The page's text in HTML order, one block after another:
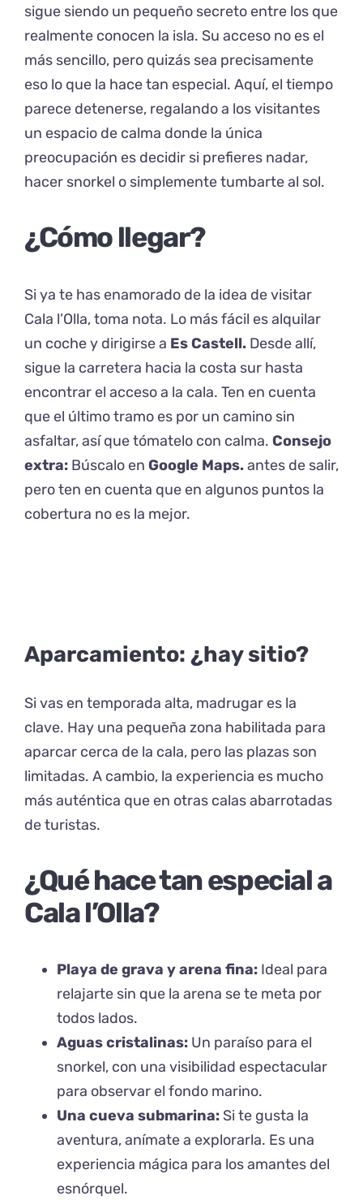
sigue siendo un pequeño secreto entre los que
realmente conocen la isla. Su acceso no es el
más sencillo, pero quizás sea precisamente
eso lo que la hace tan especial. Aquí, el tiempo
parece detenerse, regalando a los visitantes
un espacio de calma donde la única
preocupación es decidir si prefieres nadar,
hacer snorkel o simplemente tumbarte al sol.
¿Cómo llegar?
Si ya te has enamorado de la idea de visitar
Cala l’Olla, toma nota. Lo más fácil es alquilar
un coche y dirigirse a Es Castell.Desde allí,
sigue la carretera hacia la costa sur hasta
encontrar el acceso a la cala. Ten en cuenta
que el último tramo es por un camino sin
asfaltar, así que tómatelo con calma. Consejo
extra:Búscalo en Google Maps.antes de salir,
pero ten en cuenta que en algunos puntos la
cobertura no es la mejor.
Aparcamiento: ¿hay sitio?
Si vas en temporada alta, madrugar es la
clave. Hay una pequeña zona habilitada para
aparcar cerca de la cala, pero las plazas son
limitadas. A cambio, la experiencia es mucho
más auténtica que en otras calas abarrotadas
de turistas.
¿Qué hace tan especial a
Cala l’Olla?
Playa de grava y arena fina:Ideal para
relajarte sin que la arena se te meta por
todos lados.
Aguas cristalinas:Un paraíso para el
snorkel, con una visibilidad espectacular
para observar el fondo marino.
Una cueva submarina:Si te gusta la
aventura, anímate a explorarla. Es una
experiencia mágica para los amantes del
esnórquel.